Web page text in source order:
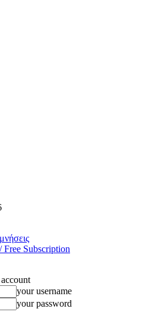
Subscription
your username
your password